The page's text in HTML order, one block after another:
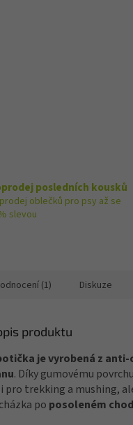
posledních kousků
oblečků pro psy až se
slevou
(1) Diskuze
produktu
je vyrobená z
. Díky gumovému
pro trekking a mushing,
po posoleném